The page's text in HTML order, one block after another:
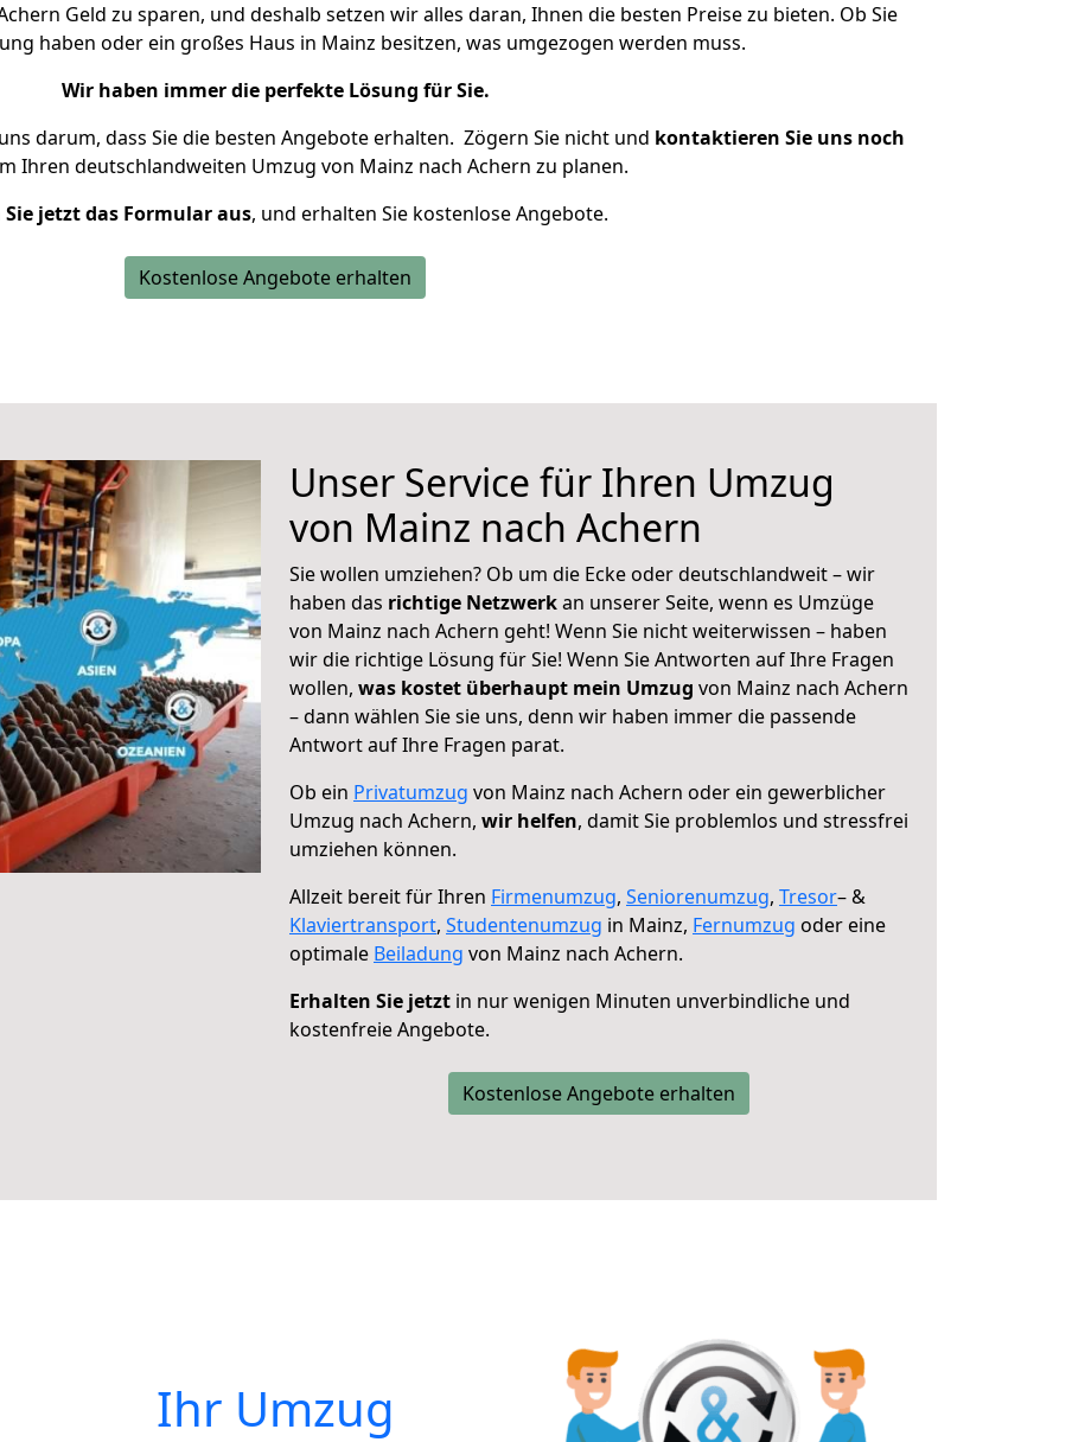
Geld zu sparen, und deshalb setzen wir alles daran, Ihnen die besten Preise zu bieten. Ob Sie
haben oder ein großes Haus in Mainz besitzen, was umgezogen werden muss.
Wir haben immer die perfekte Lösung für Sie.
darum, dass Sie die besten Angebote erhalten. Zögern Sie nicht und kontaktieren Sie uns noch
Ihren deutschlandweiten Umzug von Mainz nach Achern zu planen.
Sie jetzt das Formular aus, und erhalten Sie kostenlose Angebote.
Kostenlose Angebote erhalten
Unser Service für Ihren Umzug
von Mainz nach Achern
Sie wollen umziehen? Ob um die Ecke oder deutschlandweit – wir
haben das richtige Netzwerkan unserer Seite, wenn es Umzüge
von Mainz nach Achern geht! Wenn Sie nicht weiterwissen – haben
wir die richtige Lösung für Sie! Wenn Sie Antworten auf Ihre Fragen
wollen, was kostet überhaupt mein Umzug von Mainz nach Achern
– dann wählen Sie sie uns, denn wir haben immer die passende
Antwort auf Ihre Fragen parat.
Ob ein Privatumzug von Mainz nach Achern oder ein gewerblicher
Umzug nach Achern, wir helfen, damit Sie problemlos und stressfrei
umziehen können.
Allzeit bereit für Ihren Firmenumzug, Seniorenumzug, Tresor– &
Klaviertransport, Studentenumzug in Mainz, Fernumzug oder eine
optimale Beiladung von Mainz nach Achern.
Erhalten Sie jetzt in nur wenigen Minuten unverbindliche und
kostenfreie Angebote.
Kostenlose Angebote erhalten
Ihr Umzug